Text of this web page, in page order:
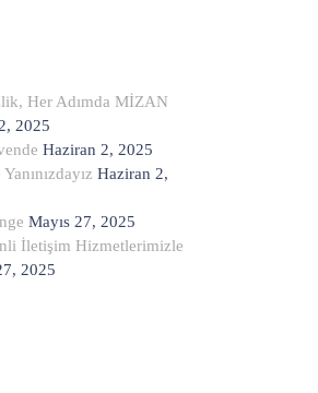
Her Adımda MİZAN
2025
Haziran 2, 2025
Haziran 2,
Mayıs 27, 2025
İletişim Hizmetlerimizle
2025